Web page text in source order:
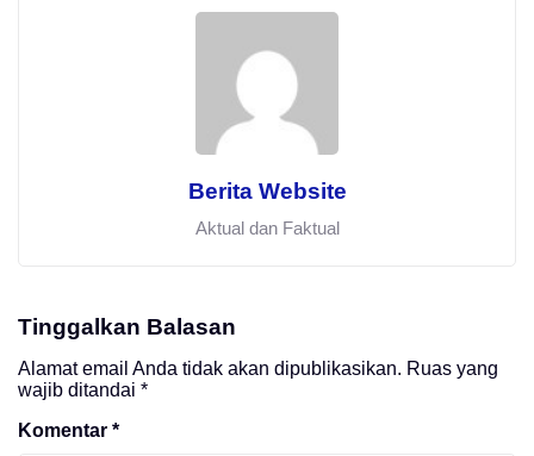
Berita Website
Aktual dan Faktual
Tinggalkan Balasan
Alamat email Anda tidak akan dipublikasikan. Ruas yang
wajib ditandai *
Komentar *